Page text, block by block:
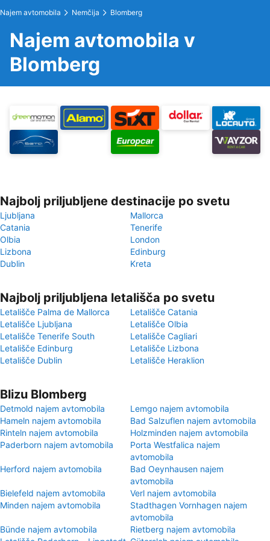
Najem avtomobila Nemčija Blomberg
Najem avtomobila v
Blomberg
Najbolj priljubljene destinacije po svetu
Ljubljana
Mallorca
Catania
Tenerife
Olbia
London
Lizbona
Edinburg
Dublin
Kreta
Najbolj priljubljena letališča po svetu
Letališče Palma de Mallorca
Letališče Catania
Letališče Ljubljana
Letališče Olbia
Letališče Tenerife South
Letališče Cagliari
Letališče Edinburg
Letališče Lizbona
Letališče Dublin
Letališče Heraklion
Blizu Blomberg
Detmold najem avtomobila
Lemgo najem avtomobila
Hameln najem avtomobila
Bad Salzuflen najem avtomobila
Rinteln najem avtomobila
Holzminden najem avtomobila
Paderborn najem avtomobila
Porta Westfalica najem
avtomobila
Herford najem avtomobila
Bad Oeynhausen najem
avtomobila
Bielefeld najem avtomobila
Verl najem avtomobila
Minden najem avtomobila
Stadthagen Vornhagen najem
avtomobila
Bünde najem avtomobila
Rietberg najem avtomobila